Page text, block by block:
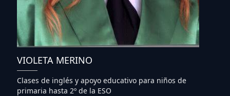
VIOLETA MERINO
Clases de inglés y apoyo educativo para niños de
primaria hasta 2º de la ESO